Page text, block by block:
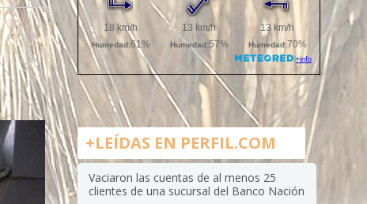
+LEÍDAS EN PERFIL.COM
Vaciaron las cuentas de al menos 25
clientes de una sucursal del Banco Nación